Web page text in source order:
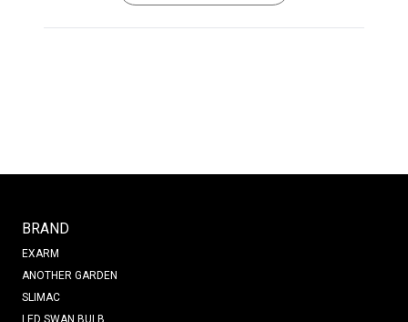
BRAND
EXARM
ANOTHER GARDEN
SLIMAC
LED SWAN BULB